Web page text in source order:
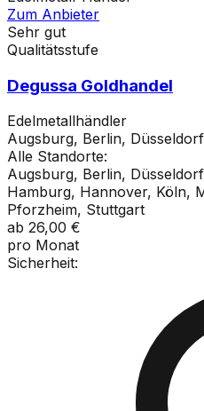
Zum Anbieter
Sehr gut
Qualitätsstufe
Degussa Goldhandel
Edelmetallhändler
Augsburg, Berlin, Düsseldorf
Alle Standorte:
Augsburg, Berlin,
Hamburg, Hannover, Köln,
Pforzheim, Stuttgart
ab 26,00 €
pro Monat
Sicherheit: